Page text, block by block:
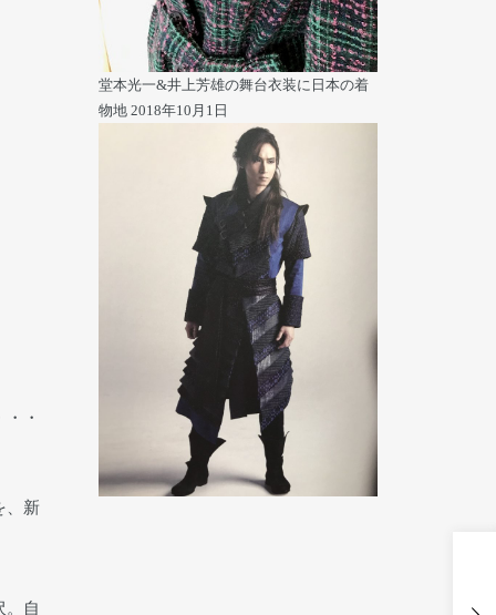
・
、新
。自
堂本光一&井上芳雄の舞台衣装に日本の着
物地2018年10月1日